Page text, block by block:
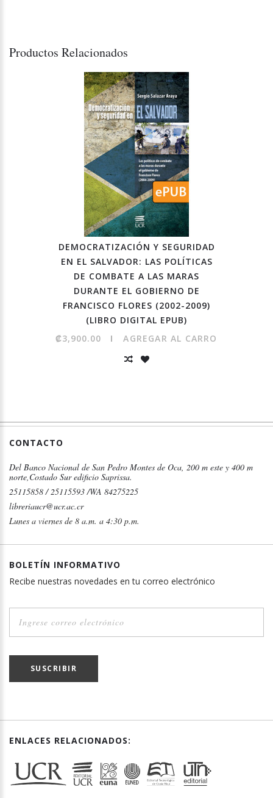
Productos Relacionados
DEMOCRATIZACIÓN Y SEGURIDAD
EN EL SALVADOR: LAS POLÍTICAS
DE COMBATE A LAS MARAS
DURANTE EL GOBIERNO DE
FRANCISCO FLORES (2002-2009)
(LIBRO DIGITAL EPUB)
₡3,900.00
AGREGAR AL CARRO
CONTACTO
Del Banco Nacional de San Pedro Montes de Oca, 200 m este y 400 m
norte,Costado Sur edificio Saprissa.
25115858 / 25115593 /WA 84275225
libreriaucr@ucr.ac.cr
Lunes a viernes de 8 a.m. a 4:30 p.m.
BOLETÍN INFORMATIVO
Recibe nuestras novedades en tu correo electrónico
SUSCRIBIR
ENLACES RELACIONADOS: